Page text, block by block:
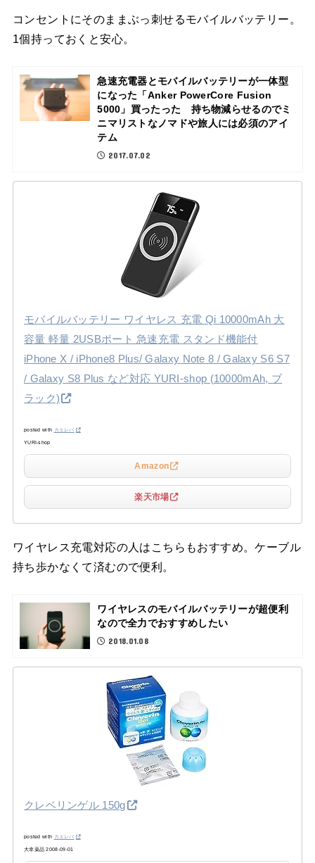
コンセントにそのままぶっ刺せるモバイルバッテリー。
1個持っておくと安心。
急速充電器とモバイルバッテリーが一体型
になった「Anker PowerCore Fusion
5000」買ったった 持ち物減らせるのでミ
ニマリストなノマドや旅人には必須のアイ
テム
2017.07.02
モバイルバッテリー ワイヤレス 充電 Qi 10000mAh 大
容量 軽量 2USBポート 急速充電 スタンド機能付
iPhone X / iPhone8 Plus/ Galaxy Note 8 / Galaxy S6 S7
/ Galaxy S8 Plus など対応 YURI-shop (10000mAh, ブ
ラック)
posted with カエレバ
YURI-shop
Amazon
楽天市場
ワイヤレス充電対応の人はこちらもおすすめ。ケーブル
持ち歩かなくて済むので便利。
ワイヤレスのモバイルバッテリーが超便利
なので全力でおすすめしたい
2018.01.08
クレベリンゲル 150g
posted with カエレバ
大幸薬品 2008-09-01